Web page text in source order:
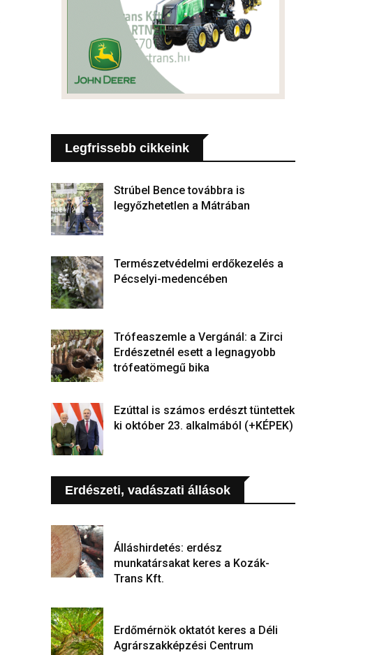
Legfrissebb cikkeink
Strúbel Bence továbbra is
legyőzhetetlen a Mátrában
Természetvédelmi erdőkezelés a
Pécselyi-medencében
Trófeaszemle a Vergánál: a Zirci
Erdészetnél esett a legnagyobb
trófeatömegű bika
Ezúttal is számos erdészt tüntettek
ki október 23. alkalmából (+KÉPEK)
Erdészeti, vadászati állások
Álláshirdetés: erdész
munkatársakat keres a Kozák-
Trans Kft.
Erdőmérnök oktatót keres a Déli
Agrárszakképzési Centrum